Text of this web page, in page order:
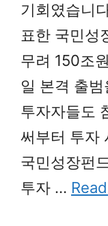
기회였습니
표한 국민성
무려 150조
일 본격 출
투자자들도
써부터 투자
국민성장펀
투자 …